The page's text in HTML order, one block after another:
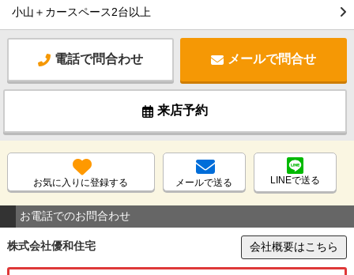
小山＋カースペース2台以上
電話で問合わせ メールで問合せ
来店予約
お気に入りに登録する メールで送る LINEで送る
お電話でのお問合わせ
株式会社優和住宅 会社概要はこちら